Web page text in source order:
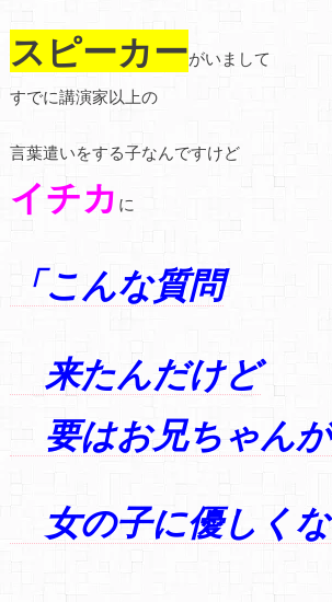
スピーカーがいまして
すでに講演家以上の
言葉遣いをする子なんですけど
イチカ に
「こんな質問
来たんだけど
要はお兄ちゃんが
女の子に優しく